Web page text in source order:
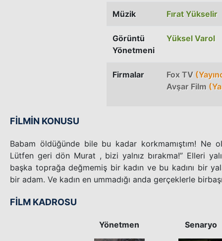
Müzik Fırat Yükselir
Görüntü
Yönetmeni
Yüksel Varol
Firmalar Fox TV
Avşar Film
FİLMİN KONUSU
Babam öldüğünde bile bu kadar korkmamıştım! Ne
Lütfen geri dön Murat , bizi yalnız bırakma!” Elleri
başka toprağa değmemiş bir kadın ve bu kadını bir
bir adam. Ve kadın en ummadığı anda gerçeklerle
FİLM KADROSU
Yönetmen Senaryo